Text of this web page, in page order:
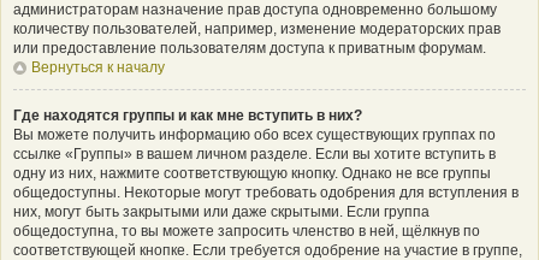
администраторам назначение прав доступа одновременно большому
количеству пользователей, например, изменение модераторских прав
или предоставление пользователям доступа к приватным форумам.
Вернуться к началу
Где находятся группы и как мне вступить в них?
Вы можете получить информацию обо всех существующих группах по
ссылке «Группы» в вашем личном разделе. Если вы хотите вступить в
одну из них, нажмите соответствующую кнопку. Однако не все группы
общедоступны. Некоторые могут требовать одобрения для вступления в
них, могут быть закрытыми или даже скрытыми. Если группа
общедоступна, то вы можете запросить членство в ней, щёлкнув по
соответствующей кнопке. Если требуется одобрение на участие в группе,